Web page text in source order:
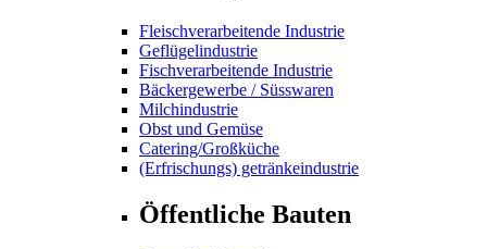
Fleischverarbeitende Industrie
Geflügelindustrie
Fischverarbeitende Industrie
Bäckergewerbe / Süsswaren
Milchindustrie
Obst und Gemüse
Catering/Großküche
(Erfrischungs) getränkeindustrie
Öffentliche Bauten